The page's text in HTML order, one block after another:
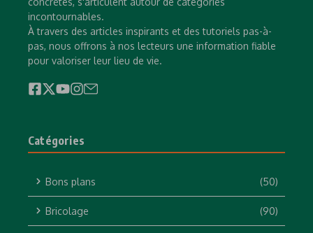
incontournables.
À travers des articles inspirants et des tutoriels pas-à-
pas, nous offrons à nos lecteurs une information fiable
pour valoriser leur lieu de vie.
Catégories
Bons plans (50)
Bricolage (90)